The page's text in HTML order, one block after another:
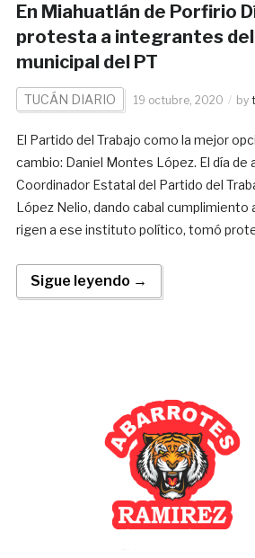
En Miahuatlán de Porfirio
protesta a integrantes
municipal del PT
TUCÁN DIARIO 19 octubre, 2020 by
El Partido del Trabajo como la mejor
cambio: Daniel Montes López. El día de
Coordinador Estatal del Partido del
López Nelio, dando cabal
rigen a ese instituto político, tomó
Sigue leyendo →